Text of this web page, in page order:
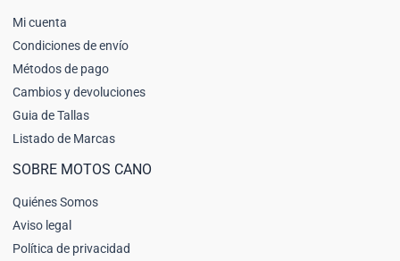
Mi cuenta
Condiciones de envío
Métodos de pago
Cambios y devoluciones
Guia de Tallas
Listado de Marcas
SOBRE MOTOS CANO
Quiénes Somos
Aviso legal
Política de privacidad